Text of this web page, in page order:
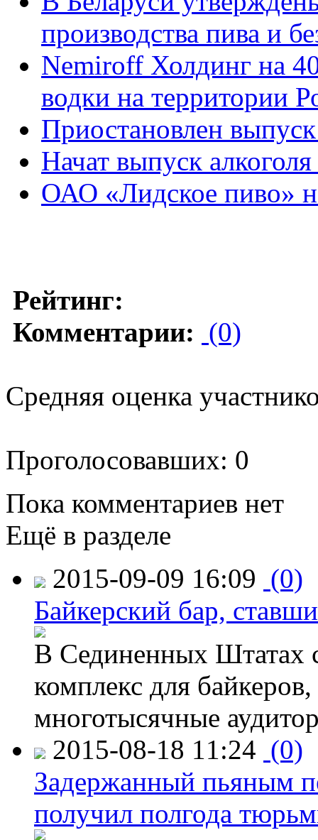
производства пива и
Nemiroff Холдинг на
водки на территории
Приостановлен
Начат выпуск
ОАО «Лидское пиво»
Рейтинг:
Комментарии: (0)
Средняя оценка
Проголосовавших: 0
Пока комментариев нет
Ещё в разделе
2015-09-09 16:09 (0)
Байкерский бар,
В Сединенных Штатах
комплекс для
многотысячные
2015-08-18 11:24 (0)
Задержанный пьяным
получил полгода